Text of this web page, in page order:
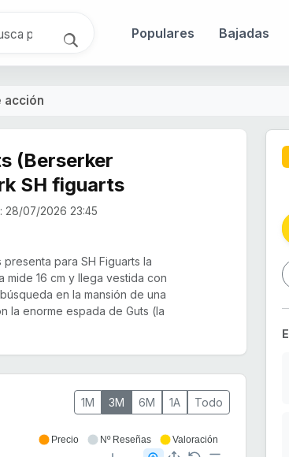
Populares Bajadas
acción
(Berserker
SH figuarts
28/07/2026 23:45
para SH Figuarts la
mide 16 cm y llega vestida con
en la mansión de una
la enorme espada de Guts (la
1M 3M 6M 1A Todo
Precio Nº Reseñas Valoración